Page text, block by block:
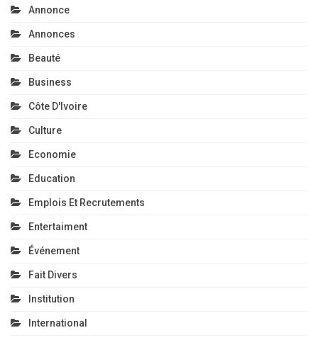
Annonce
Annonces
Beauté
Business
Côte D'Ivoire
Culture
Economie
Education
Emplois Et Recrutements
Entertaiment
Événement
Fait Divers
Institution
International